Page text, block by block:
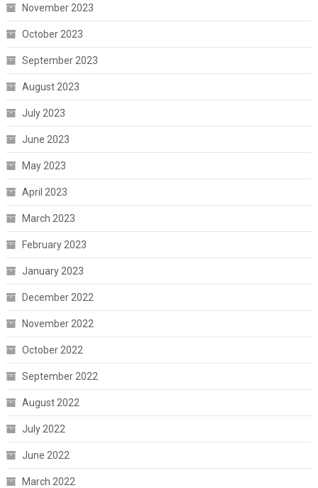
November 2023
October 2023
September 2023
August 2023
July 2023
June 2023
May 2023
April 2023
March 2023
February 2023
January 2023
December 2022
November 2022
October 2022
September 2022
August 2022
July 2022
June 2022
March 2022